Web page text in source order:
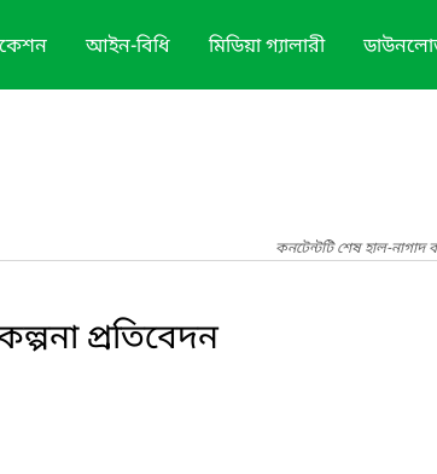
আইন-বিধি মিডিয়া গ্যালারী
কনটেন্টটি শেষ হাল-
প্রতিবেদন